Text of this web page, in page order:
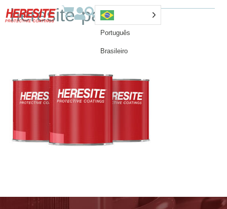
Português
Brasileiro
heresite-paintcans